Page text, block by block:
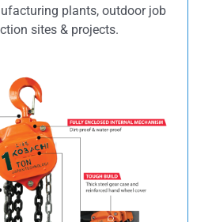
plants, outdoor job
sites & projects.